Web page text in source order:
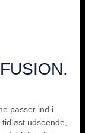
passer ind i
udseende,